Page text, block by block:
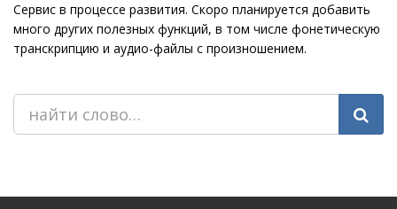
Сервис в процессе развития. Скоро планируется добавить
много других полезных функций, в том числе фонетическую
транскрипцию и аудио-файлы с произношением.